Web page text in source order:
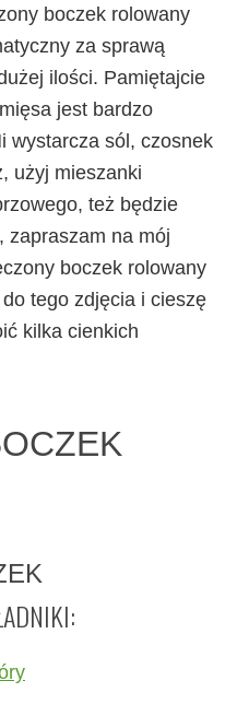
boczek rolowany
za sprawą
ilości. Pamiętajcie
jest bardzo
wystarcza sól, czosnek
użyj mieszanki
też będzie
zapraszam na mój
boczek rolowany
tego zdjęcia i cieszę
kilka cienkich